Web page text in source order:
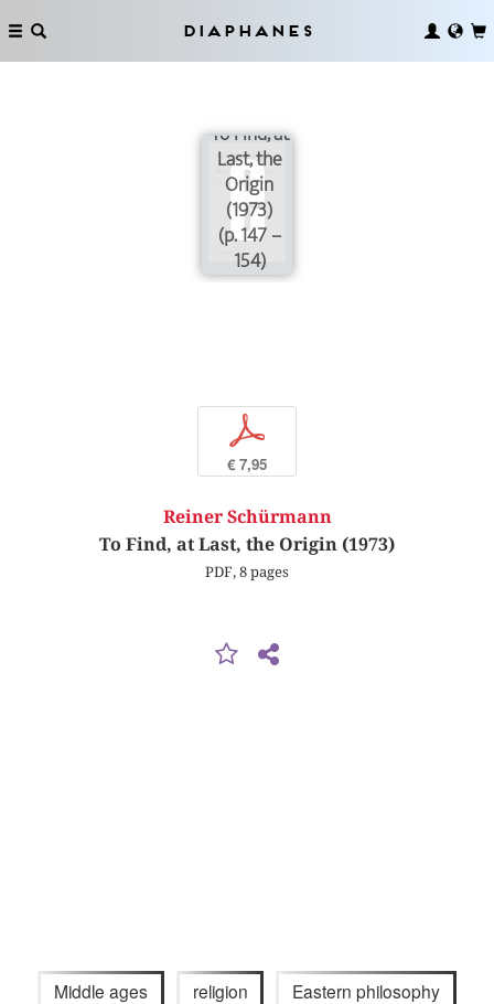
Diaphanes
To Find, at
Last, the
Origin
(1973)
(p. 147 –
154)
p
€ 7,95
Reiner Schürmann
To Find, at Last, the Origin (1973)
PDF, 8 pages
Middle ages religion Eastern philosophy